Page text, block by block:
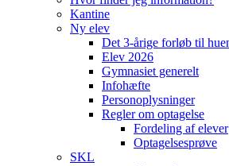
Kantine
Ny elev
Det 3-årige forløb til
Elev 2026
Gymnasiet generelt
Infohæfte
Personoplysninger
Regler om optagelse
Fordeling af elever
Optagelsesprøve
SKL